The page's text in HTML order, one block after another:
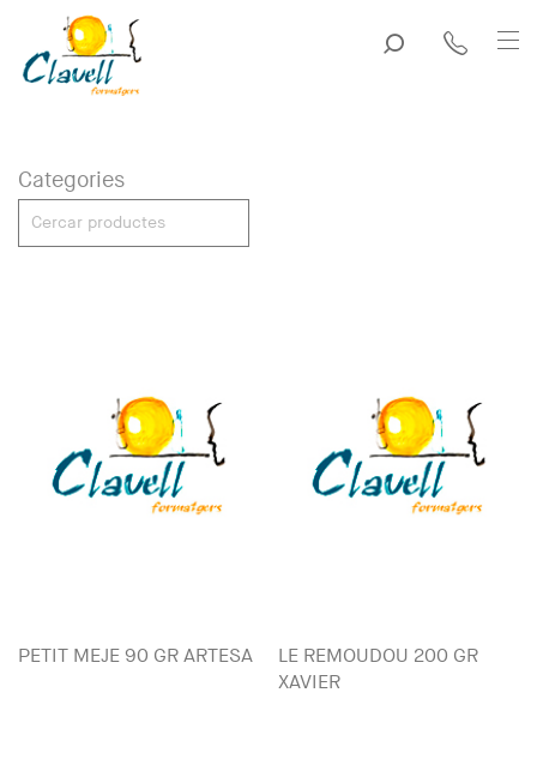
Categories
PETIT MEJE 90 GR ARTESA
LE REMOUDOU 200 GR
XAVIER